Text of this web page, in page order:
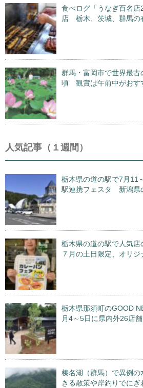
食べログ「うなぎ百名店
店 栃木、茨城、群馬の
群馬・富岡市で世界最
頃 観賞は午前中がおす
人気記事（１週間）
栃木県の道の駅で7月11
駅連携フェスタ 新潟県
栃木県の道の駅で人気店
７月の土日限定、オリジ
栃木県那須町のGOOD
月4～5日に県内外26店
榛名湖（群馬）で異例
きる散策や岸釣りでに